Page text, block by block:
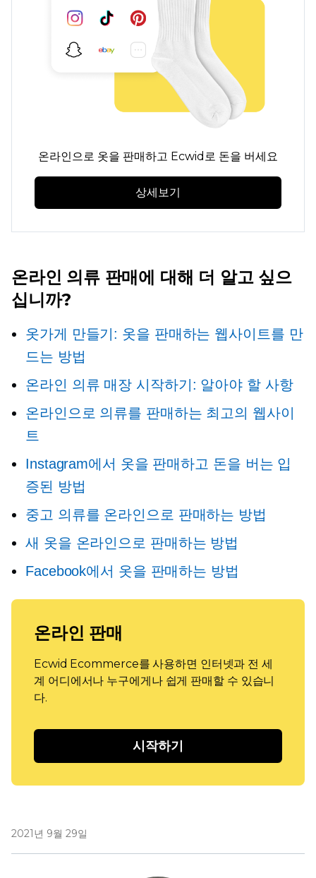
온라인으로 옷을 판매하고 Ecwid로 돈을 버세요
상세보기
온라인 의류 판매에 대해 더 알고 싶으
십니까?
옷가게 만들기: 옷을 판매하는 웹사이트를 만
드는 방법
온라인 의류 매장 시작하기: 알아야 할 사항
온라인으로 의류를 판매하는 최고의 웹사이
트
Instagram에서 옷을 판매하고 돈을 버는 입
증된 방법
중고 의류를 온라인으로 판매하는 방법
새 옷을 온라인으로 판매하는 방법
Facebook에서 옷을 판매하는 방법
온라인 판매
Ecwid Ecommerce를 사용하면 인터넷과 전 세
계 어디에서나 누구에게나 쉽게 판매할 수 있습니
다.
시작하기
2021년 9월 29일